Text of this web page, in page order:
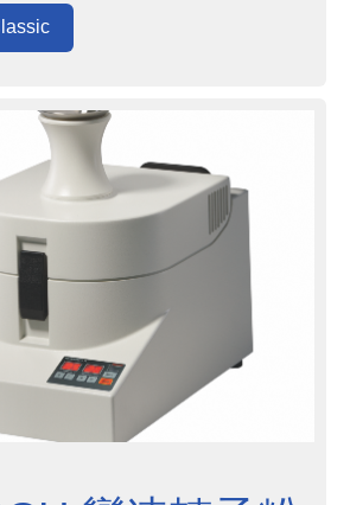
，同樣具備有不遑多讓的
適合小量材料研發的實
最輕鬆的負擔享用最高品
品．友德國際為FRIT...